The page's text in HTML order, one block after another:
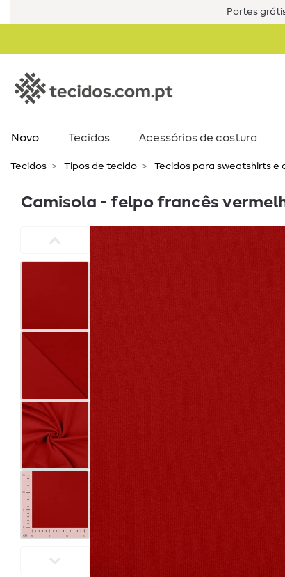
Portes
Novo Tecidos Acessórios de costura​
Tecidos Tipos de tecido Tecidos para sweatshirts e
Camisola - felpo francês